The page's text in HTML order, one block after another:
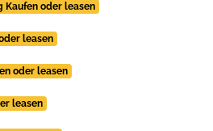
Kaufen oder leasen
leasen
oder leasen
leasen